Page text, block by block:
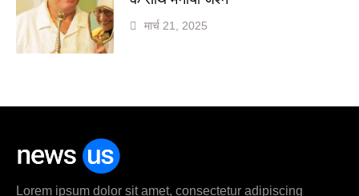
मार्च 21, 2025
Lorem ipsum dolor sit amet, consectetur adipiscing